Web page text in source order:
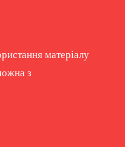
матеріалу
з